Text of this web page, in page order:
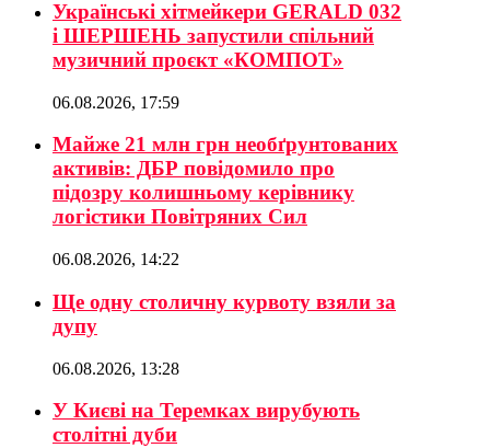
Українські хітмейкери GERALD 032
і ШЕРШЕНЬ запустили спільний
музичний проєкт «КОМПОТ»
06.08.2026, 17:59
Майже 21 млн грн необґрунтованих
активів: ДБР повідомило про
підозру колишньому керівнику
логістики Повітряних Сил
06.08.2026, 14:22
Ще одну столичну курвоту взяли за
дупу
06.08.2026, 13:28
У Києві на Теремках вирубують
столітні дуби